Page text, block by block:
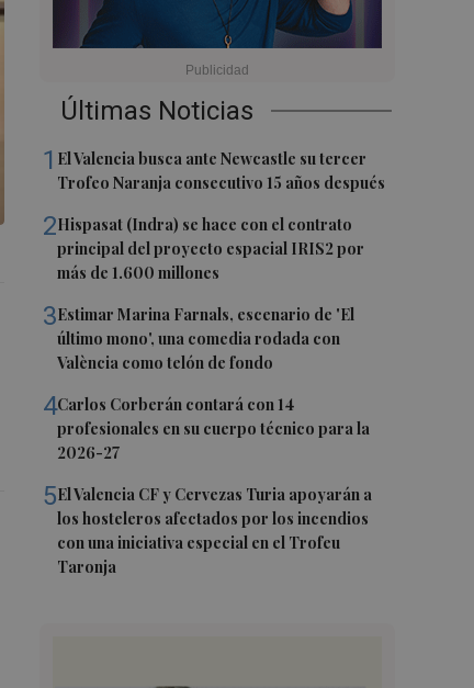
Últimas Noticias
1 El Valencia busca ante Newcastle su tercer
Trofeo Naranja consecutivo 15 años después
2Hispasat (Indra) se hace con el contrato
principal del proyecto espacial IRIS2 por
más de 1.600 millones
3Estimar Marina Farnals, escenario de 'El
último mono', una comedia rodada con
València como telón de fondo
4Carlos Corberán contará con 14
profesionales en su cuerpo técnico para la
2026-27
5El Valencia CF y Cervezas Turia apoyarán a
los hosteleros afectados por los incendios
con una iniciativa especial en el Trofeu
Taronja